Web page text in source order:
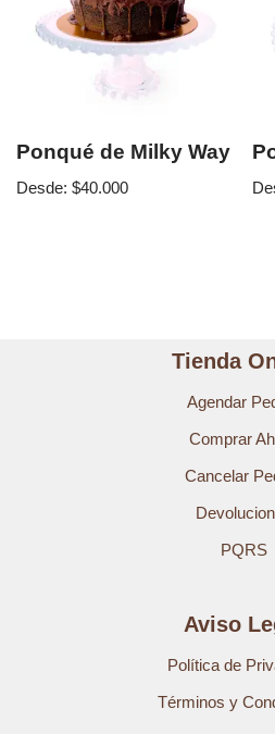
Ponqué de Milky Way
Desde: $40.000
Tienda
Agendar
Comprar
Cancelar
PQRS
Aviso
Política de
Términos y